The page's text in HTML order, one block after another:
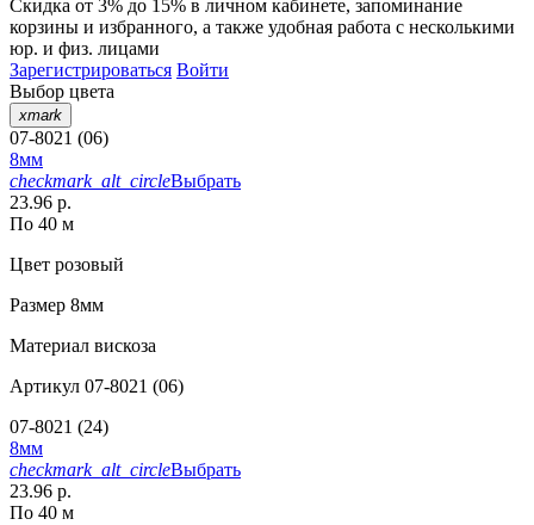
Скидка от 3% до 15% в личном кабинете, запоминание
корзины и избранного, а также удобная работа с несколькими
юр. и физ. лицами
Зарегистрироваться Войти
Выбор цвета
xmark
07-8021 (06)
8мм
checkmark_alt_circleВыбрать
23.96 р.
По 40 м
Цвет розовый
Размер 8мм
Материал вискоза
Артикул 07-8021 (06)
07-8021 (24)
8мм
checkmark_alt_circleВыбрать
23.96 р.
По 40 м